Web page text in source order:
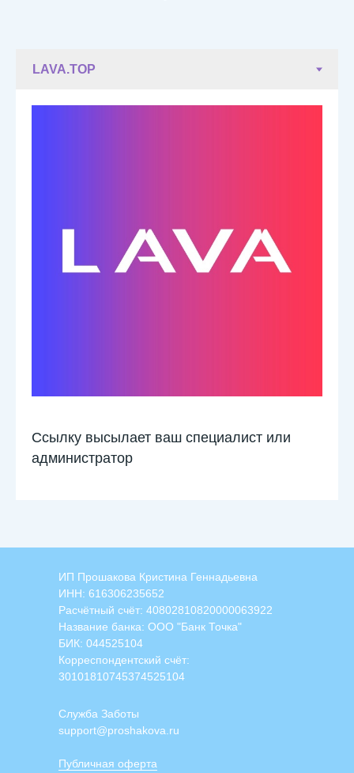
Ссылку высылает ваш специалист или
администратор
ИП Прошакова Кристина Геннадьевна
ИНН: 616306235652
Расчётный счёт: 40802810820000063922
Название банка: ООО "Банк Точка"
БИК: 044525104
Корреспондентский счёт:
30101810745374525104
Служба Заботы
support@proshakova.ru
Публичная оферта